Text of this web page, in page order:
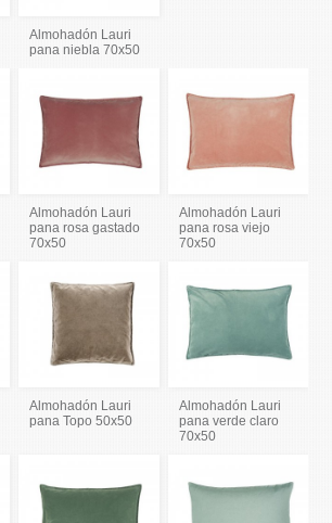
Almohadón Lauri
pana niebla 70x50
Almohadón Lauri
pana rosa gastado
70x50
Almohadón Lauri
pana rosa viejo
70x50
Almohadón Lauri
pana Topo 50x50
Almohadón Lauri
pana verde claro
70x50